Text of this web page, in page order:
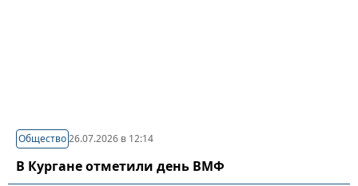
Общество26.07.2026 в 12:14
В Кургане отметили день ВМФ